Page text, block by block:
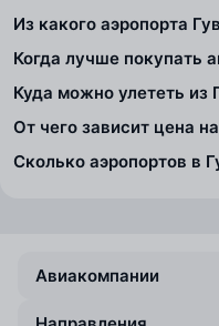
Из какого аэропорта
Когда лучше покупать
Куда можно улететь из
От чего зависит цена
Сколько аэропортов в
Авиакомпании